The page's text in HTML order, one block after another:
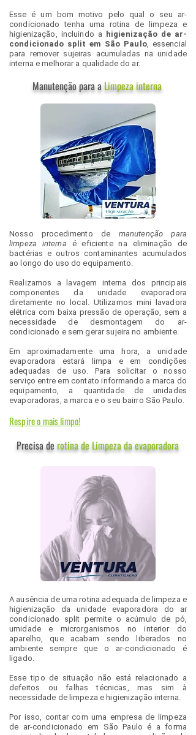
Esse é um bom motivo pelo qual o seu ar-
condicionado tenha uma rotina de limpeza e
higienização, incluindo a higienização de ar-
condicionado split em São Paulo, essencial
para remover sujeiras acumuladas na unidade
interna e melhorar a qualidade do ar.
Manutenção para aLimpeza interna
Nosso procedimento de manutenção para
limpeza interna é eficiente na eliminação de
bactérias e outros contaminantes acumulados
ao longo do uso do equipamento.
Realizamos a lavagem interna dos principais
componentes da unidade evaporadora
diretamente no local. Utilizamos mini lavadora
elétrica com baixa pressão de operação, sem a
necessidade de desmontagem do ar-
condicionado e sem gerar sujeira no ambiente. ​
Em aproximadamente uma hora, a unidade
evaporadora estará limpa e em condições
adequadas de uso. Para solicitar o nosso
serviço entre em contato informando a marca do
equipamento, a quantidade de unidades
evaporadoras, a marca e o seu bairro São Paulo.
Respire o mais limpo!
Precisa derotina de Limpeza da evaporadora
A ausência de uma rotina adequada de limpeza e
higienização da unidade evaporadora do ar
condicionado split permite o acúmulo de pó,
umidade e microrganismos no interior do
aparelho, que acabam sendo liberados no
ambiente sempre que o ar-condicionado é
ligado.
Esse tipo de situação não está relacionado a
defeitos ou falhas técnicas, mas sim à
necessidade de limpeza e higienização interna.
Por isso, contar com uma empresa de limpeza
de ar-condicionado em São Paulo é a forma